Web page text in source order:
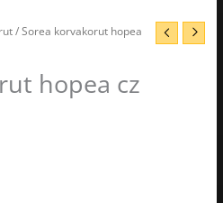
/ Sorea korvakorut hopea
hopea cz